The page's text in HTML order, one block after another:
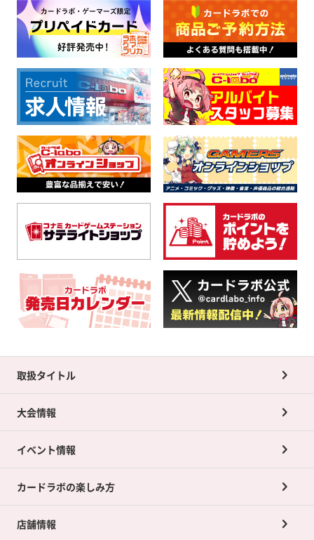
取扱タイトル
大会情報
イベント情報
カードラボの楽しみ方
店舗情報